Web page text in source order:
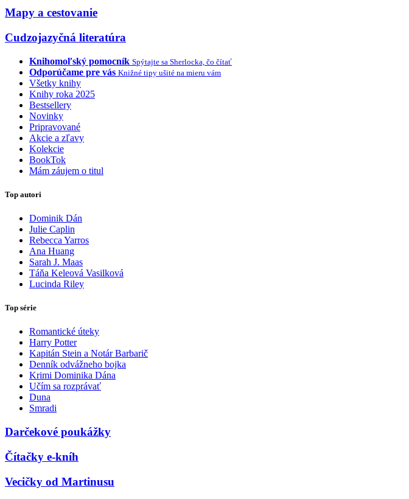
Mapy a cestovanie
Cudzojazyčná literatúra
Knihomoľský pomocník Spýtajte sa Sherlocka, čo čítať
Odporúčame pre vás Knižné tipy ušité na mieru vám
Všetky knihy
Knihy roka 2025
Bestsellery
Novinky
Pripravované
Akcie a zľavy
Kolekcie
BookTok
Mám záujem o titul
Top autori
Dominik Dán
Julie Caplin
Rebecca Yarros
Ana Huang
Sarah J. Maas
Táňa Keleová Vasilková
Lucinda Riley
Top série
Romantické úteky
Harry Potter
Kapitán Stein a Notár Barbarič
Denník odvážneho bojka
Krimi Dominika Dána
Učím sa rozprávať
Duna
Smradi
Darčekové poukážky
Čítačky e-kníh
Vecičky od Martinusu